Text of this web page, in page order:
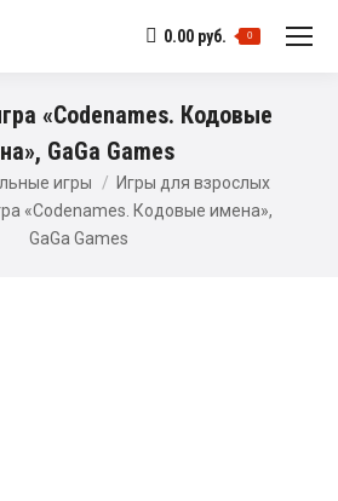
0.00 руб. 0
«Codenames. Кодовые
GaGa Games
игры
Игры для взрослых
«Codenames. Кодовые имена»,
GaGa Games